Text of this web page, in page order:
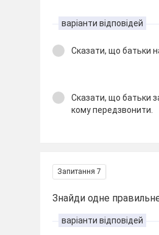
варіанти відповідей
Сказати, що батьки
Сказати, що батьки
кому передзвонити.
Запитання 7
Знайди одне
варіанти відповідей